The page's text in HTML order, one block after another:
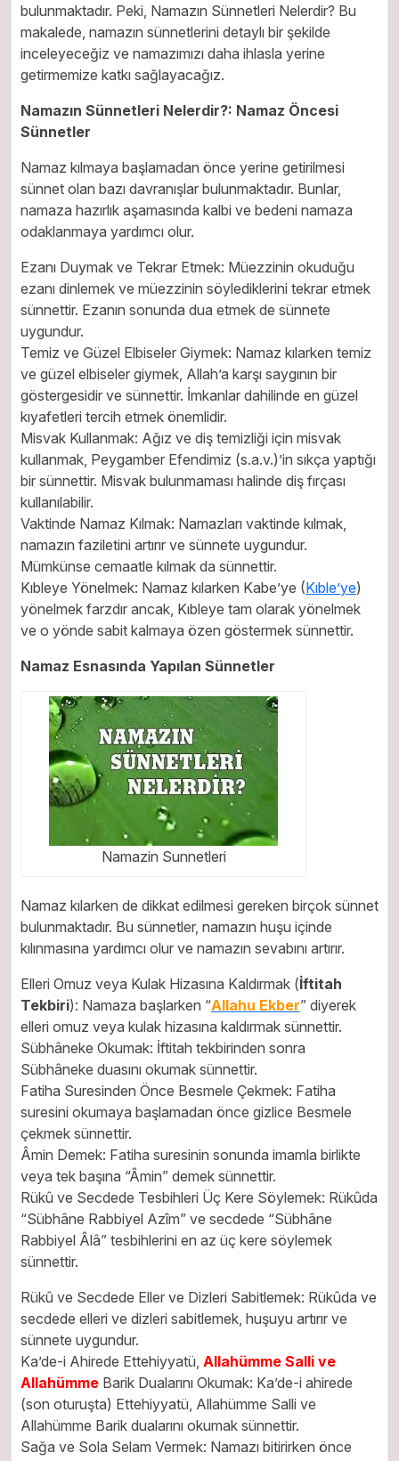
bulunmaktadır. Peki, Namazın Sünnetleri Nelerdir? Bu
makalede, namazın sünnetlerini detaylı bir şekilde
inceleyeceğiz ve namazımızı daha ihlasla yerine
getirmemize katkı sağlayacağız.
Namazın Sünnetleri Nelerdir?: Namaz Öncesi
Sünnetler
Namaz kılmaya başlamadan önce yerine getirilmesi
sünnet olan bazı davranışlar bulunmaktadır. Bunlar,
namaza hazırlık aşamasında kalbi ve bedeni namaza
odaklanmaya yardımcı olur.
Ezanı Duymak ve Tekrar Etmek: Müezzinin okuduğu
ezanı dinlemek ve müezzinin söylediklerini tekrar etmek
sünnettir. Ezanın sonunda dua etmek de sünnete
uygundur.
Temiz ve Güzel Elbiseler Giymek: Namaz kılarken temiz
ve güzel elbiseler giymek, Allah’a karşı saygının bir
göstergesidir ve sünnettir. İmkanlar dahilinde en güzel
kıyafetleri tercih etmek önemlidir.
Misvak Kullanmak: Ağız ve diş temizliği için misvak
kullanmak, Peygamber Efendimiz (s.a.v.)’in sıkça yaptığı
bir sünnettir. Misvak bulunmaması halinde diş fırçası
kullanılabilir.
Vaktinde Namaz Kılmak: Namazları vaktinde kılmak,
namazın faziletini artırır ve sünnete uygundur.
Mümkünse cemaatle kılmak da sünnettir.
Kıbleye Yönelmek: Namaz kılarken Kabe’ye (Kıble’ye)
yönelmek farzdır ancak, Kıbleye tam olarak yönelmek
ve o yönde sabit kalmaya özen göstermek sünnettir.
Namaz Esnasında Yapılan Sünnetler
Namazin Sunnetleri
Namaz kılarken de dikkat edilmesi gereken birçok sünnet
bulunmaktadır. Bu sünnetler, namazın huşu içinde
kılınmasına yardımcı olur ve namazın sevabını artırır.
Elleri Omuz veya Kulak Hizasına Kaldırmak (İftitah
Tekbiri): Namaza başlarken “Allahu Ekber” diyerek
elleri omuz veya kulak hizasına kaldırmak sünnettir.
Sübhâneke Okumak: İftitah tekbirinden sonra
Sübhâneke duasını okumak sünnettir.
Fatiha Suresinden Önce Besmele Çekmek: Fatiha
suresini okumaya başlamadan önce gizlice Besmele
çekmek sünnettir.
Âmin Demek: Fatiha suresinin sonunda imamla birlikte
veya tek başına “Âmin” demek sünnettir.
Rükû ve Secdede Tesbihleri Üç Kere Söylemek: Rükûda
“Sübhâne Rabbiyel Azîm” ve secdede “Sübhâne
Rabbiyel Âlâ” tesbihlerini en az üç kere söylemek
sünnettir.
Rükû ve Secdede Eller ve Dizleri Sabitlemek: Rükûda ve
secdede elleri ve dizleri sabitlemek, huşuyu artırır ve
sünnete uygundur.
Ka’de-i Ahirede Ettehiyyatü, Allahümme Salli ve
Allahümme Barik Dualarını Okumak: Ka’de-i ahirede
(son oturuşta) Ettehiyyatü, Allahümme Salli ve
Allahümme Barik dualarını okumak sünnettir.
Sağa ve Sola Selam Vermek: Namazı bitirirken önce